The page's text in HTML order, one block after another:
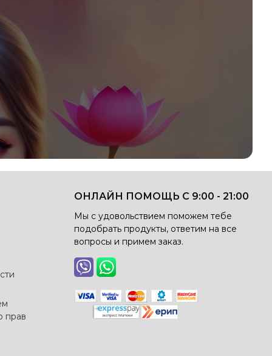
прав
ОНЛАЙН ПОМОЩЬ С 9:00 - 21:00
Мы с удовольствием поможем тебе
подобрать продукты, ответим на все
вопросы и примем заказ.